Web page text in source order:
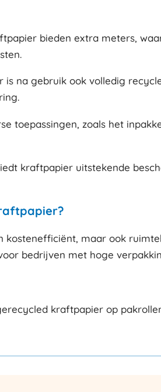
bieden extra meters,
na gebruik ook volledig
toepassingen, zoals het
kraftpapier uitstekende
maar ook
bedrijven met hoge
kraftpapier op